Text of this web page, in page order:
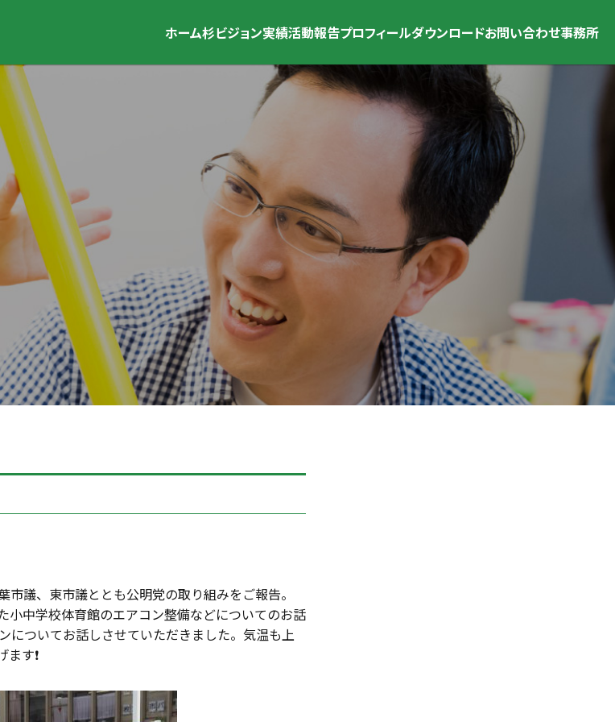
ホーム杉ビジョン実績活動報告プロフィールダウンロードお問い合わせ事務所
議、東市議ととも公明党の取り組みをご報告。
中学校体育館のエアコン整備などについてのお話
についてお話しさせていただきました。気温も上
す❗️